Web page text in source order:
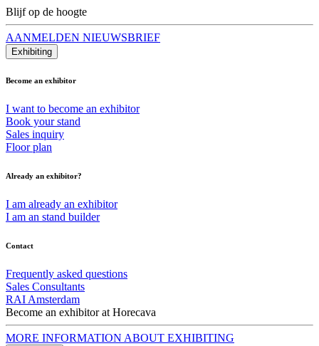
Blijf op de hoogte
AANMELDEN NIEUWSBRIEF
Exhibiting
Become an exhibitor
I want to become an exhibitor
Book your stand
Sales inquiry
Floor plan
Already an exhibitor?
I am already an exhibitor
I am an stand builder
Contact
Frequently asked questions
Sales Consultants
RAI Amsterdam
Become an exhibitor at Horecava
MORE INFORMATION ABOUT EXHIBITING